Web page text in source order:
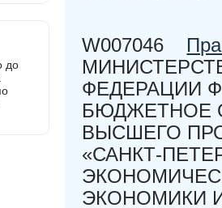
W007046
ФЕДЕРАЦИИ
БЮДЖЕТНОЕ
ВЫСШЕГО
«САНКТ-
ЭКОНОМИКИ
до